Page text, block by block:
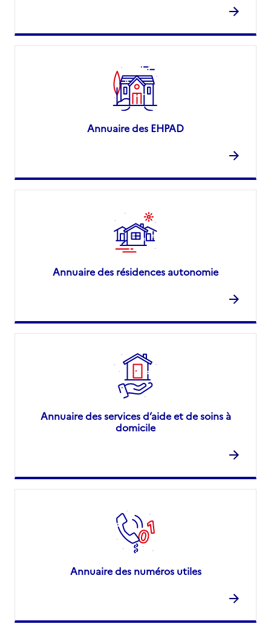
Annuaire des EHPAD
Annuaire des résidences autonomie
Annuaire des services d’aide et de soins à
domicile
Annuaire des numéros utiles